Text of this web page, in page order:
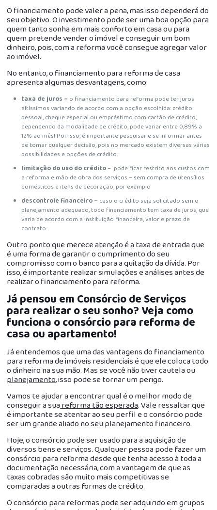
O financiamento pode valer a pena, mas isso dependerá do
seu objetivo. O investimento pode ser uma boa opção para
quem tanto sonha em mais conforto em casa ou para
quem pretende vender o imóvel e conseguir um bom
dinheiro, pois, com a reforma você consegue agregar valor
ao imóvel.
No entanto, o financiamento para reforma de casa
apresenta algumas desvantagens, como:
taxa de juros – o financiamento para reforma pode ter juros
altíssimos variando de acordo com a opção escolhida: crédito
pessoal, cheque especial ou empréstimo com cartão de crédito,
dependendo da modalidade de crédito, pode variar entre 0,89% a
12% ao mês! Por isso, é importante pesquisar e se informar antes
de tomar qualquer decisão, pois no mercado existem diversas várias
possibilidades e opções de crédito.
limitação do uso do crédito– pode ficar restrito aos custos com
a reforma e mão de obra dos serviços – sem compra de utensílios
domésticos e itens de decoração, por exemplo
descontrole financeiro – caso o crédito seja solicitado sem o
planejamento adequado, todo financiamento tem taxa de juros, que
varia de acordo com a instituição financeira, valor e prazo de
contrato.
Outro ponto que merece atenção é a taxa de entradaque
é uma forma de garantir o cumprimento do seu
compromisso com o banco para a quitação da dívida. Por
isso, é importante realizar simulações e análises antes de
realizar o financiamento para reforma.
Já pensou em Consórcio de Serviços
para realizar o seu sonho? Veja como
funciona o consórcio para reforma de
casa ou apartamento!
Já entendemos que uma das vantagens do financiamento
para reforma de imóveis residenciais é que ele coloca todo
o dinheiro na sua mão. Mas se você não tiver cautela ou
planejamento, isso pode se tornar um perigo.
Vamos te ajudar a encontrar qual é o melhor modo de
conseguir a suareforma tão esperada. Vale ressaltar que
é importante se atentar ao seu perfil e o consórcio pode
ser um grande aliado no seu planejamento financeiro.
Hoje, o consórcio pode ser usado para a aquisição de
diversos bens e serviços. Qualquer pessoa pode fazer um
consórcio para reforma desde que tenha acesso à toda a
documentação necessária, com a vantagem de que as
taxas cobradas são muito mais competitivas se
comparadas a outras formas de crédito.
O consórcio para reformas pode ser adquirido em grupos